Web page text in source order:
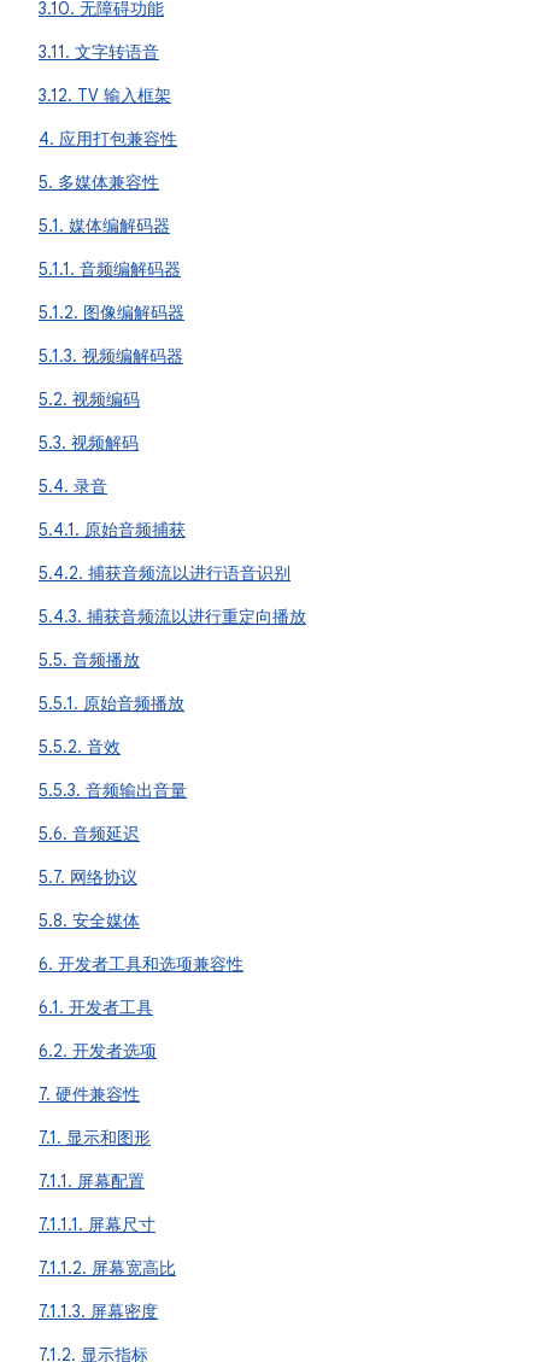
3.10. 无障碍功能
3.11. 文字转语音
3.12. TV 输入框架
4. 应用打包兼容性
5. 多媒体兼容性
5.1. 媒体编解码器
5.1.1. 音频编解码器
5.1.2. 图像编解码器
5.1.3. 视频编解码器
5.2. 视频编码
5.3. 视频解码
5.4. 录音
5.4.1. 原始音频捕获
5.4.2. 捕获音频流以进行语音识别
5.4.3. 捕获音频流以进行重定向播放
5.5. 音频播放
5.5.1. 原始音频播放
5.5.2. 音效
5.5.3. 音频输出音量
5.6. 音频延迟
5.7. 网络协议
5.8. 安全媒体
6. 开发者工具和选项兼容性
6.1. 开发者工具
6.2. 开发者选项
7. 硬件兼容性
7.1. 显示和图形
7.1.1. 屏幕配置
7.1.1.1. 屏幕尺寸
7.1.1.2. 屏幕宽高比
7.1.1.3. 屏幕密度
7.1.2. 显示指标